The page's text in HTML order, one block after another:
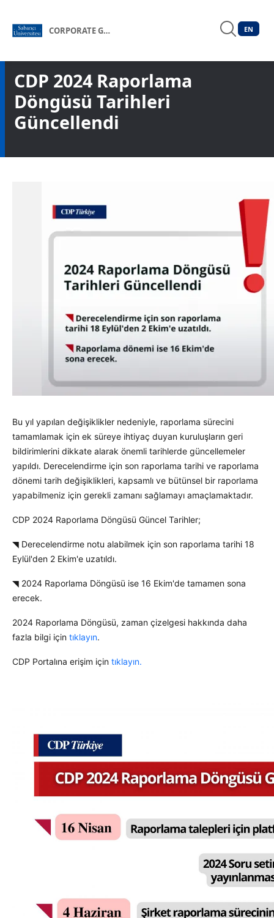
CORPORATE GOVERNANCE FORUM OF TÜRKİYE EN
CDP 2024 Raporlama
Döngüsü Tarihleri
Güncellendi
Bu yıl yapılan değişiklikler nedeniyle, raporlama sürecini
tamamlamak için ek süreye ihtiyaç duyan kuruluşların geri
bildirimlerini dikkate alarak önemli tarihlerde güncellemeler
yapıldı. Derecelendirme için son raporlama tarihi ve raporlama
dönemi tarih değişiklikleri, kapsamlı ve bütünsel bir raporlama
yapabilmeniz için gerekli zamanı sağlamayı amaçlamaktadır.
CDP 2024 Raporlama Döngüsü Güncel Tarihler;
◥ Derecelendirme notu alabilmek için son raporlama tarihi 18
Eylül'den 2 Ekim'e uzatıldı.
◥ 2024 Raporlama Döngüsü ise 16 Ekim'de tamamen sona
erecek.
2024 Raporlama Döngüsü, zaman çizelgesi hakkında daha
fazla bilgi için tıklayın.
CDP Portalına erişim için tıklayın.